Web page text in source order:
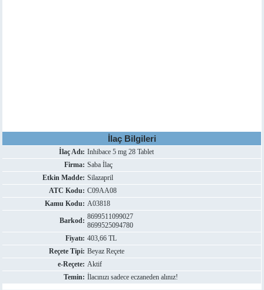
İlaç Bilgileri
İlaç Adı: Inhibace 5 mg 28 Tablet
Firma: Saba İlaç
Etkin Madde: Silazapril
ATC Kodu: C09AA08
Kamu Kodu: A03818
Barkod: 8699511099027
8699525094780
Fiyatı: 403,66 TL
Reçete Tipi: Beyaz Reçete
e-Reçete: Aktif
Temin: İlacınızı sadece eczaneden alınız!